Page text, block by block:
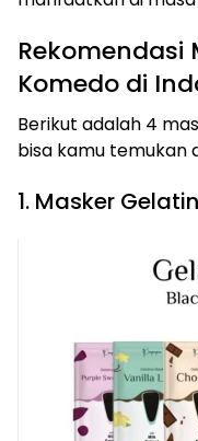
Rekomendasi
Komedo di
Berikut adalah 4
bisa kamu temukan
1. Masker Gelatin